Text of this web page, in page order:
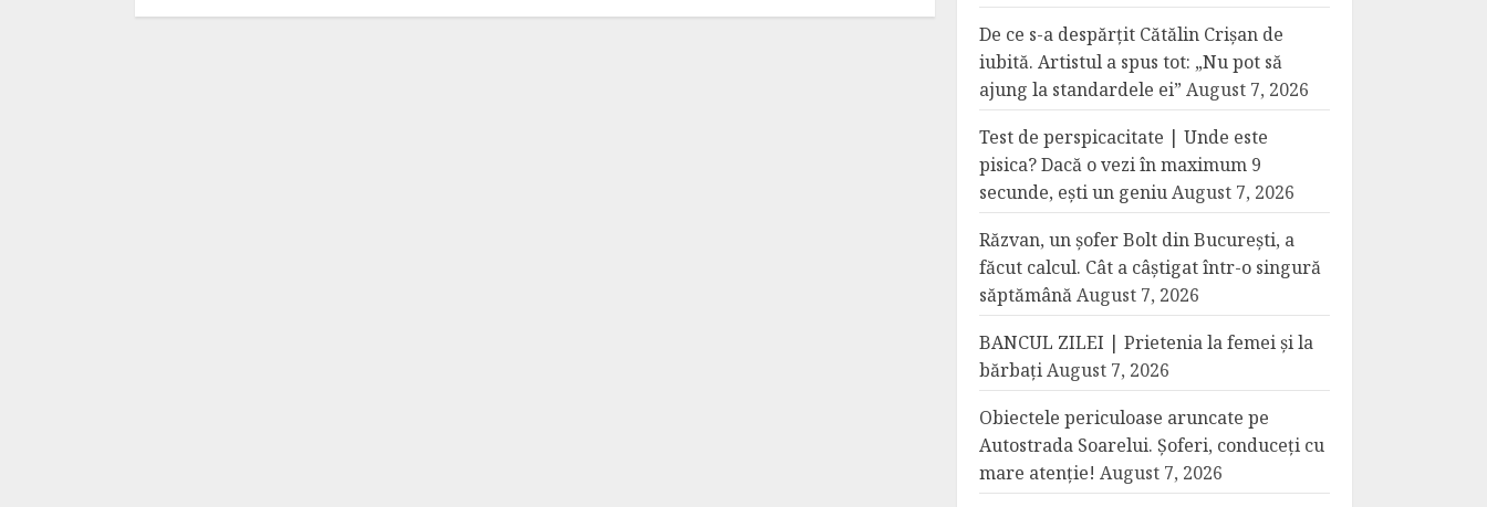
De ce s-a despărțit Cătălin Crișan de
iubită. Artistul a spus tot: „Nu pot să
ajung la standardele ei” August 7, 2026
Test de perspicacitate | Unde este
pisica? Dacă o vezi în maximum 9
secunde, ești un geniuAugust 7, 2026
Răzvan, un șofer Bolt din București, a
făcut calcul. Cât a câștigat într-o singură
săptămânăAugust 7, 2026
BANCUL ZILEI | Prietenia la femei și la
bărbațiAugust 7, 2026
Obiectele periculoase aruncate pe
Autostrada Soarelui. Șoferi, conduceți cu
mare atenție! August 7, 2026